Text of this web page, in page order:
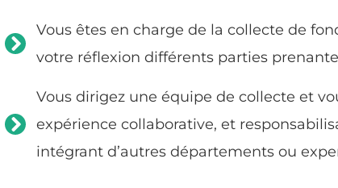
Vous êtes en charge de la collecte de
votre réflexion différents parties
Vous dirigez une équipe de collecte et
expérience collaborative, et
intégrant d’autres départements ou